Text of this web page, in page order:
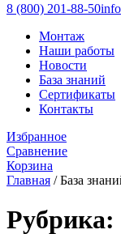
8 (800) 201-88-50
Монтаж
Наши работы
Новости
База знаний
Сертификаты
Контакты
Избранное
Сравнение
Корзина
Главная /База
Рубрика: